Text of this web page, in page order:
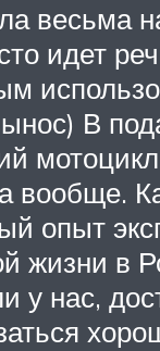
весьма
идет
В
вообще.
опыт
жизни
у нас,